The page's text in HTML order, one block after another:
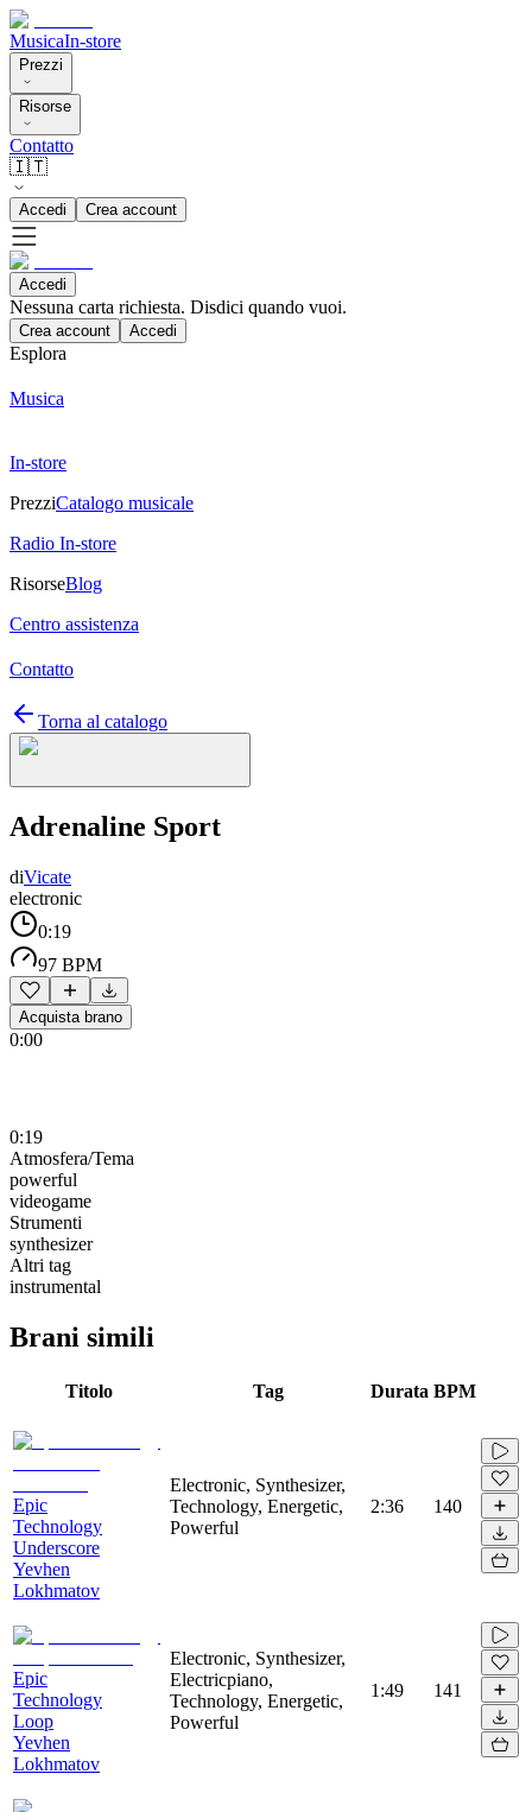
MusicaIn-store
Prezzi
Risorse
Contatto
🇮🇹
Accedi Crea account
Accedi
Nessuna carta richiesta. Disdici quando vuoi.
Crea account Accedi
Esplora
Musica
In-store
PrezziCatalogo musicale
Radio In-store
RisorseBlog
Centro assistenza
Contatto
Torna al catalogo
Adrenaline Sport
diVicate
electronic
0:19
97 BPM
Acquista brano
0:00
0:19
Atmosfera/Tema
powerful
videogame
Strumenti
synthesizer
Altri tag
instrumental
Brani simili
Titolo Tag Durata BPM
Epic
Technology
Underscore
Yevhen
Lokhmatov
Electronic, Synthesizer,
Technology, Energetic,
Powerful
2:36 140
Epic
Technology
Loop
Yevhen
Lokhmatov
Electronic, Synthesizer,
Electricpiano,
Technology, Energetic,
Powerful
1:49 141